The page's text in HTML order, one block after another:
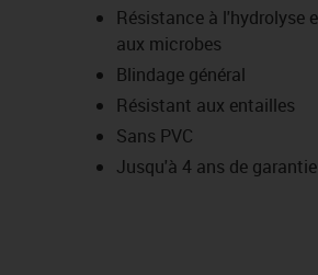
Résistance à l'hydrolyse
aux microbes
Blindage général
Résistant aux entailles
Sans PVC
Jusqu'à 4 ans de garantie